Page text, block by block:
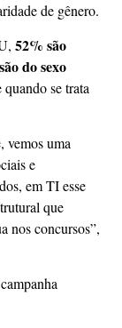
de gênero.
52% são
do sexo
se trata
vemos uma
e
em TI esse
que
nos concursos”,